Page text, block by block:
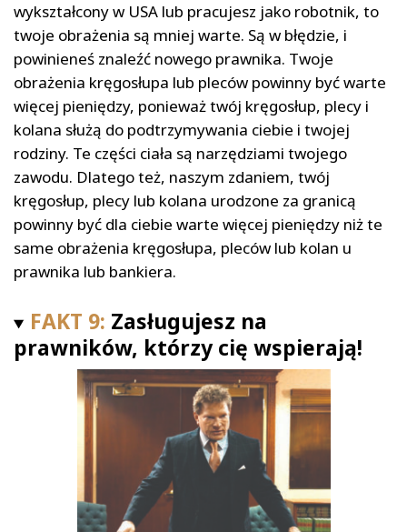
wykształcony w USA lub pracujesz jako robotnik, to
twoje obrażenia są mniej warte. Są w błędzie, i
powinieneś znaleźć nowego prawnika. Twoje
obrażenia kręgosłupa lub pleców powinny być warte
więcej pieniędzy, ponieważ twój kręgosłup, plecy i
kolana służą do podtrzymywania ciebie i twojej
rodziny. Te części ciała są narzędziami twojego
zawodu. Dlatego też, naszym zdaniem, twój
kręgosłup, plecy lub kolana urodzone za granicą
powinny być dla ciebie warte więcej pieniędzy niż te
same obrażenia kręgosłupa, pleców lub kolan u
prawnika lub bankiera.
FAKT 9: Zasługujesz na
prawników, którzy cię wspierają!